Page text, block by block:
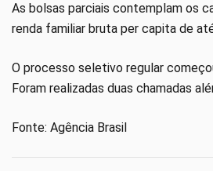
As bolsas parciais contemplam os
renda familiar bruta per capita de
O processo seletivo regular
Foram realizadas duas chamadas
Fonte: Agência Brasil